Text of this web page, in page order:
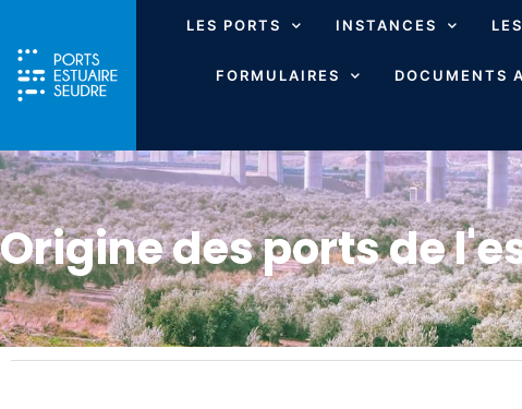
LES PORTS INSTANCES
FORMULAIRES DOCUMENTS
Origine des ports de